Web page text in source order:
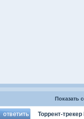
Показать
Торрент-